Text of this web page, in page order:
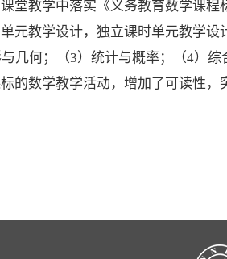
堂教学中落实《义务教育数学课
元教学设计，独立课时单元教学
与几何；（3）统计与概率；（4）
的数学教学活动，增加了可读性，